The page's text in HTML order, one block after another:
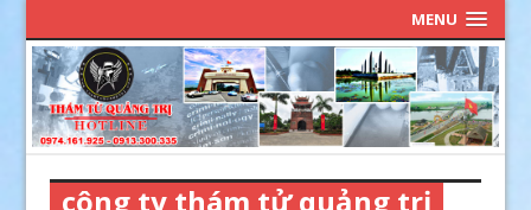
MENU
công ty thám tử quảng trị